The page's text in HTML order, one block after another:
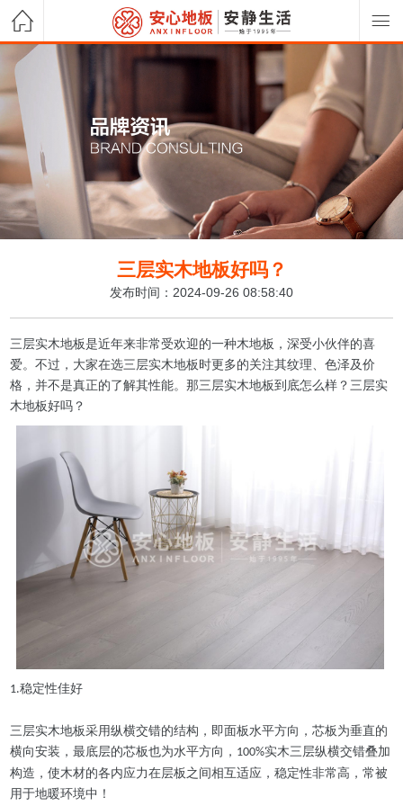
三层实木地板好吗？
发布时间：2024-09-26 08:58:40
三层实木地板是近年来非常受欢迎的一种木地板，深受小伙伴的喜
爱。不过，大家在选三层实木地板时更多的关注其纹理、色泽及价
格，并不是真正的了解其性能。那三层实木地板到底怎么样？三层实
木地板好吗？
1.稳定性佳好
三层实木地板采用纵横交错的结构，即面板水平方向，芯板为垂直的
横向安装，最底层的芯板也为水平方向， 100%实木三层纵横交错叠加
构造，使木材的各内应力在层板之间相互适应，稳定性非常高，常被
用于地暖环境中！